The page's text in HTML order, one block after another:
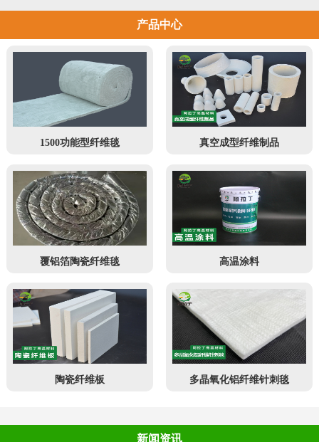
产品中心
1500功能型纤维毯 真空成型纤维制品
覆铝箔陶瓷纤维毯 高温涂料
陶瓷纤维板 多晶氧化铝纤维针刺毯
新闻资讯